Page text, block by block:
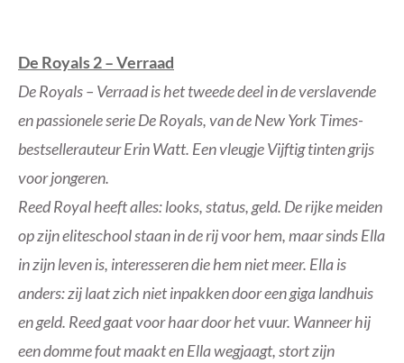
De Royals 2 – Verraad
De Royals – Verraad is het tweede deel in de verslavende
en passionele serie De Royals, van de New York Times-
bestsellerauteur Erin Watt. Een vleugje Vijftig tinten grijs
voor jongeren.
Reed Royal heeft alles: looks, status, geld. De rijke meiden
op zijn eliteschool staan in de rij voor hem, maar sinds Ella
in zijn leven is, interesseren die hem niet meer. Ella is
anders: zij laat zich niet inpakken door een giga landhuis
en geld. Reed gaat voor haar door het vuur. Wanneer hij
een domme fout maakt en Ella wegjaagt, stort zijn